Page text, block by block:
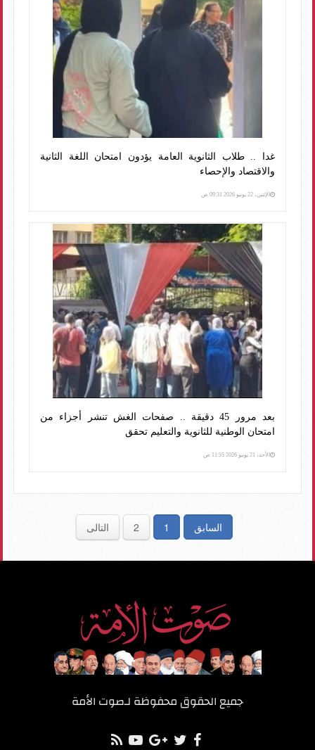
غدا .. طلاب الثانوية العامة يؤدون امتحان اللغة الثانية
والاقتصاد والإحصاء
الإثنين، 22 يونيو 2026 09:31 ص
بعد مرور 45 دقيقة .. صفحات الغش تنشر أجزاء من
امتحان الوطنية للثانوية والتعليم تحقق
الأحد، 21 يونيو 2026 11:55 ص
السابق 1
2 التالى
جميع الحقوق محفوظة لـصوت الأمة